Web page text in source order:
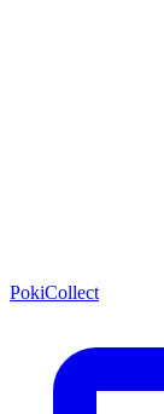
PokiCollect